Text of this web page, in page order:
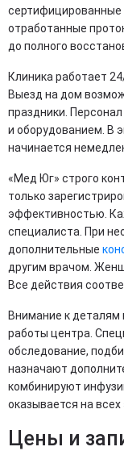
сертифицированные
отработанные
до полного
Клиника работает
Выезд на дом
праздники.
и оборудованием. В
начинается
«Мед Юг» строго
только
эффективностью.
специалиста. При
дополнительные
другим врачом.
Все действия
Внимание к
работы центра.
обследование,
назначают
комбинируют
оказывается на всех
Цены и